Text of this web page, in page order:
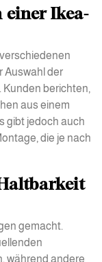
einer Ikea-
Auswahl der
Kunden berichten,
aus einem
gibt jedoch auch
die je nach
gemacht.
während andere